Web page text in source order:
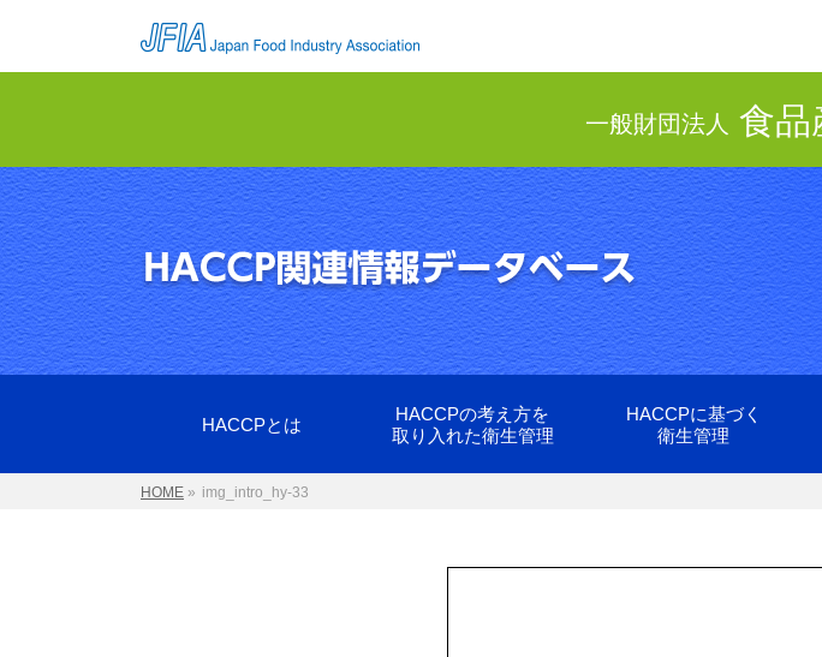
一般財団法人 食品
HACCPとは
HACCPの考え方を
取り入れた衛生管理
HACCPに基づく
衛生管理
HOME » img_intro_hy-33